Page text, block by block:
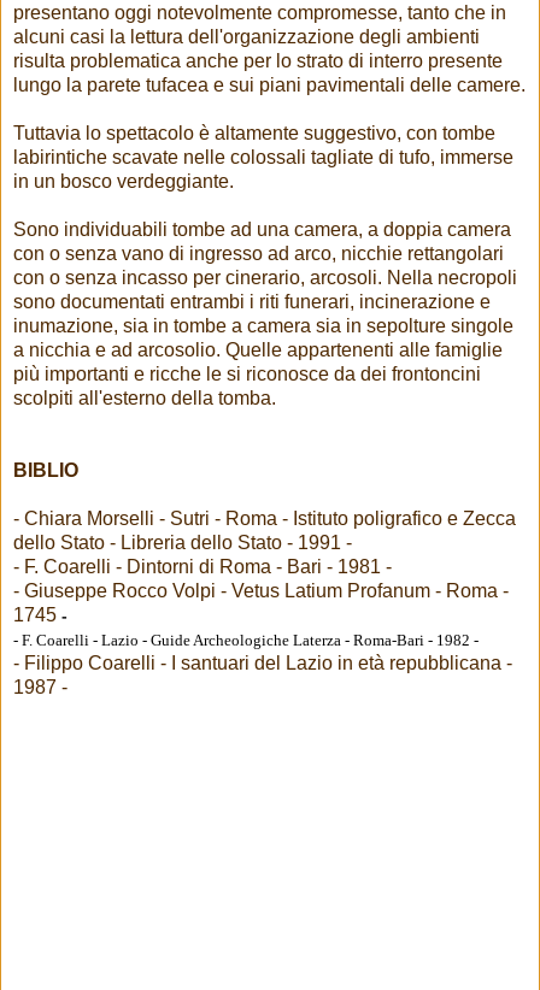
presentano oggi notevolmente compromesse, tanto che in
alcuni casi la lettura dell'organizzazione degli ambienti
risulta problematica anche per lo strato di interro presente
lungo la parete tufacea e sui piani pavimentali delle camere.
Tuttavia lo spettacolo è altamente suggestivo, con tombe
labirintiche scavate nelle colossali tagliate di tufo, immerse
in un bosco verdeggiante.
Sono individuabili tombe ad una camera, a doppia camera
con o senza vano di ingresso ad arco, nicchie rettangolari
con o senza incasso per cinerario, arcosoli. Nella necropoli
sono documentati entrambi i riti funerari, incinerazione e
inumazione, sia in tombe a camera sia in sepolture singole
a nicchia e ad arcosolio. Quelle appartenenti alle famiglie
più importanti e ricche le si riconosce da dei frontoncini
scolpiti all'esterno della tomba.
BIBLIO
- Chiara Morselli - Sutri - Roma - Istituto poligrafico e Zecca
dello Stato - Libreria dello Stato - 1991 -
- F. Coarelli - Dintorni di Roma - Bari - 1981 -
- Giuseppe Rocco Volpi - Vetus Latium Profanum - Roma -
1745 -
- F. Coarelli - Lazio - Guide Archeologiche Laterza - Roma-Bari - 1982 -
- Filippo Coarelli - I santuari del Lazio in età repubblicana -
1987 -